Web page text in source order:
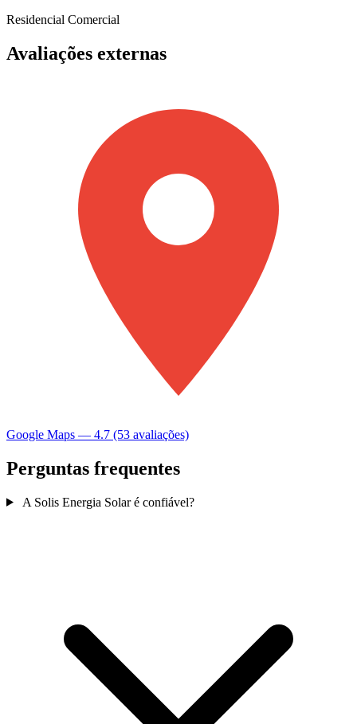
Residencial Comercial
Avaliações externas
Google Maps — 4.7 (53 avaliações)
Perguntas frequentes
A Solis Energia Solar é confiável?